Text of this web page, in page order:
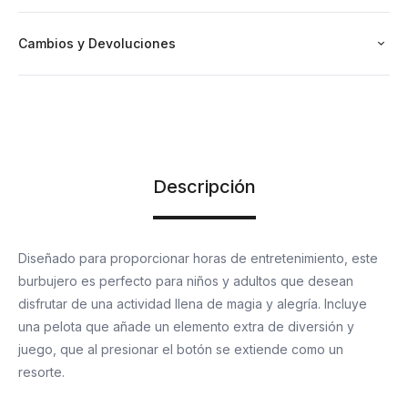
Cambios y Devoluciones
Descripción
Diseñado para proporcionar horas de entretenimiento, este
burbujero es perfecto para niños y adultos que desean
disfrutar de una actividad llena de magia y alegría. Incluye
una pelota que añade un elemento extra de diversión y
juego, que al presionar el botón se extiende como un
resorte.